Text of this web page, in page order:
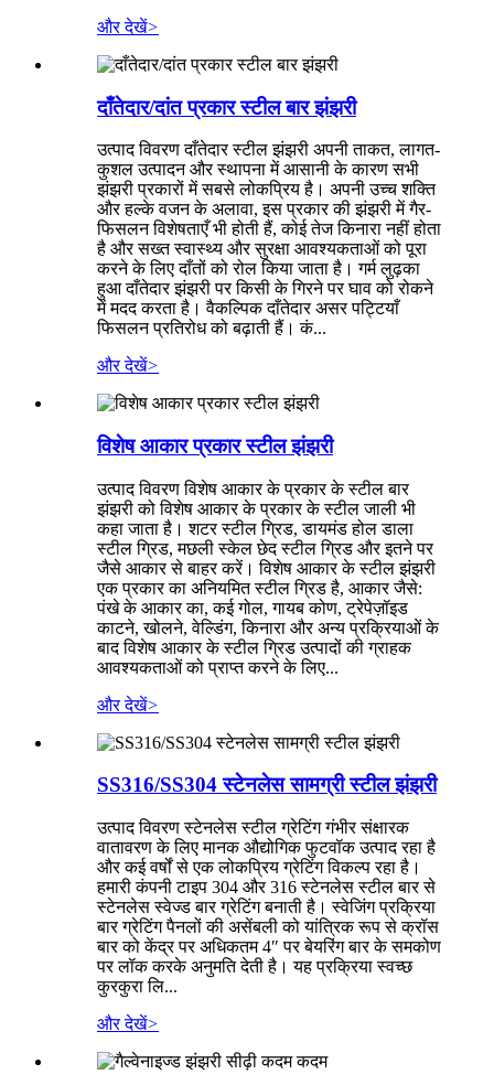
और देखें>
दाँतेदार/दांत प्रकार स्टील बार झंझरी
उत्पाद विवरण दाँतेदार स्टील झंझरी अपनी ताकत, लागत-
कुशल उत्पादन और स्थापना में आसानी के कारण सभी
झंझरी प्रकारों में सबसे लोकप्रिय है। अपनी उच्च शक्ति
और हल्के वजन के अलावा, इस प्रकार की झंझरी में गैर-
फिसलन विशेषताएँ भी होती हैं, कोई तेज किनारा नहीं होता
है और सख्त स्वास्थ्य और सुरक्षा आवश्यकताओं को पूरा
करने के लिए दाँतों को रोल किया जाता है। गर्म लुढ़का
हुआ दाँतेदार झंझरी पर किसी के गिरने पर घाव को रोकने
में मदद करता है। वैकल्पिक दाँतेदार असर पट्टियाँ
फिसलन प्रतिरोध को बढ़ाती हैं। कं...
और देखें>
विशेष आकार प्रकार स्टील झंझरी
उत्पाद विवरण विशेष आकार के प्रकार के स्टील बार
झंझरी को विशेष आकार के प्रकार के स्टील जाली भी
कहा जाता है। शटर स्टील ग्रिड, डायमंड होल डाला
स्टील ग्रिड, मछली स्केल छेद स्टील ग्रिड और इतने पर
जैसे आकार से बाहर करें। विशेष आकार के स्टील झंझरी
एक प्रकार का अनियमित स्टील ग्रिड है, आकार जैसे:
पंखे के आकार का, कई गोल, गायब कोण, ट्रेपेज़ॉइड
काटने, खोलने, वेल्डिंग, किनारा और अन्य प्रक्रियाओं के
बाद विशेष आकार के स्टील ग्रिड उत्पादों की ग्राहक
आवश्यकताओं को प्राप्त करने के लिए...
और देखें>
SS316/SS304 स्टेनलेस सामग्री स्टील झंझरी
उत्पाद विवरण स्टेनलेस स्टील ग्रेटिंग गंभीर संक्षारक
वातावरण के लिए मानक औद्योगिक फुटवॉक उत्पाद रहा है
और कई वर्षों से एक लोकप्रिय ग्रेटिंग विकल्प रहा है।
हमारी कंपनी टाइप 304 और 316 स्टेनलेस स्टील बार से
स्टेनलेस स्वेज्ड बार ग्रेटिंग बनाती है। स्वेजिंग प्रक्रिया
बार ग्रेटिंग पैनलों की असेंबली को यांत्रिक रूप से क्रॉस
बार को केंद्र पर अधिकतम 4″ पर बेयरिंग बार के समकोण
पर लॉक करके अनुमति देती है। यह प्रक्रिया स्वच्छ
कुरकुरा लि...
और देखें>